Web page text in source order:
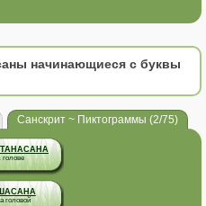
начинающиеся с буквы
Санскрит ~ Пиктограммы (2/75)
голове
головой